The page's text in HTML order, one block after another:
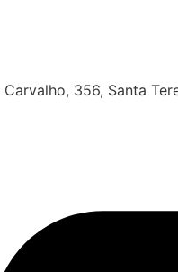
Carvalho, 356, Santa